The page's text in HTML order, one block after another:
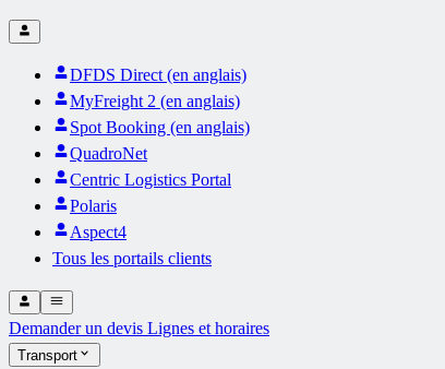
DFDS Direct (en anglais)
MyFreight 2 (en anglais)
Spot Booking (en anglais)
QuadroNet
Centric Logistics Portal
Polaris
Aspect4
Tous les portails clients
Demander un devis Lignes et horaires
Transport